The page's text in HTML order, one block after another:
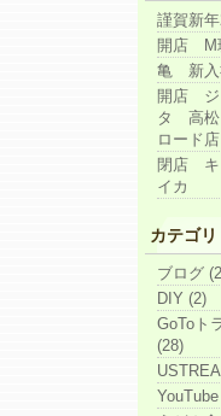
謹賀新
開店 M
亀 新入
開店 ジ
タ 高松
ロード店
閉店 キ
イカ
カテゴリ
ブログ
DIY (2)
GoToト
(28)